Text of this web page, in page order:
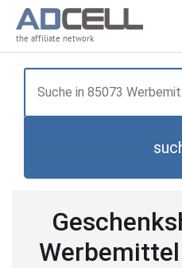
the affiliate network
Werbemittel